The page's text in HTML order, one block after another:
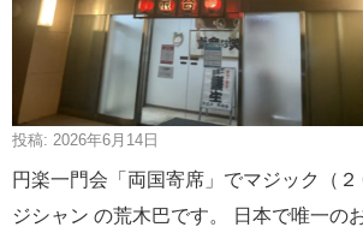
投稿: 2026年6月14日
円楽一門会「両国寄席」でマジック（
ジシャン の荒木巴です。 日本で唯一の